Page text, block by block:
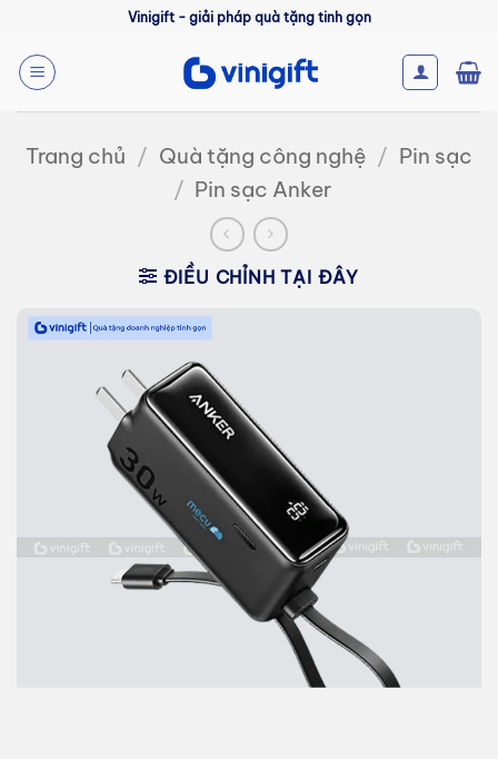
nội
dung
Vinigift - giải pháp quà tặng tinh gọn
Trang chủ / Quà tặng công nghệ / Pin sạc
/ Pin sạc Anker
ĐIỀU CHỈNH TẠI ĐÂY